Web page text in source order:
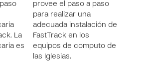
La
es
provee el paso a paso
para realizar una
adecuada instalación de
FastTrack en los
equipos de computo de
las Iglesias.